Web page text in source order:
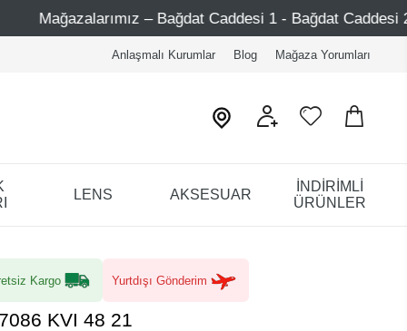
– Bağdat Caddesi 1 - Bağdat Caddesi 2 - Nişantaşı –
Anlaşmalı Kurumlar Blog Mağaza Yorumları
LENS AKSESUAR
İNDİRİMLİ
ÜRÜNLER
Kargo Yurtdışı Gönderim
KVI 48 21